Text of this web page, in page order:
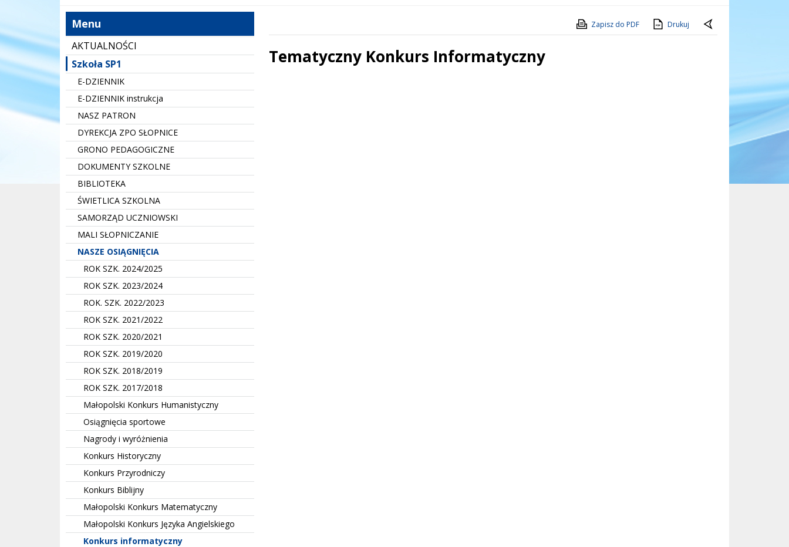
Menu
AKTUALNOŚCI
Szkoła SP1
E-DZIENNIK
E-DZIENNIK instrukcja
NASZ PATRON
DYREKCJA ZPO SŁOPNICE
GRONO PEDAGOGICZNE
DOKUMENTY SZKOLNE
BIBLIOTEKA
ŚWIETLICA SZKOLNA
SAMORZĄD UCZNIOWSKI
MALI SŁOPNICZANIE
NASZE OSIĄGNIĘCIA
ROK SZK. 2024/2025
ROK SZK. 2023/2024
ROK. SZK. 2022/2023
ROK SZK. 2021/2022
ROK SZK. 2020/2021
ROK SZK. 2019/2020
ROK SZK. 2018/2019
ROK SZK. 2017/2018
Małopolski Konkurs Humanistyczny
Osiągnięcia sportowe
Nagrody i wyróżnienia
Konkurs Historyczny
Konkurs Przyrodniczy
Konkurs Biblijny
Małopolski Konkurs Matematyczny
Małopolski Konkurs Języka Angielskiego
Konkurs informatyczny
Zapisz do PDF Drukuj
Tematyczny Konkurs Informatyczny